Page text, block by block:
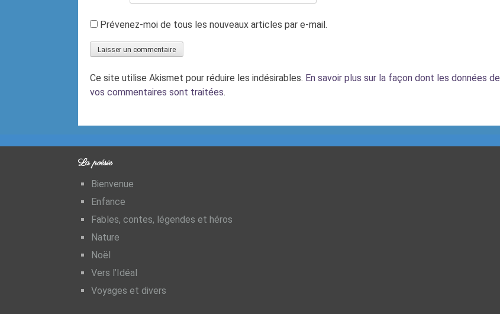
Prévenez-moi de tous les nouveaux articles par e-mail.
Ce site utilise Akismet pour réduire les indésirables. En savoir plus sur la façon dont les données de
vos commentaires sont traitées.
La poésie
Bienvenue
Enfance
Fables, contes, légendes et héros
Nature
Noël
Vers l’Idéal
Voyages et divers